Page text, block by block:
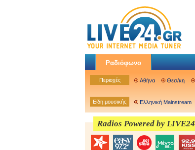
Ραδιόφωνο
Περιοχές Αθήνα Θεσ/κη
Είδη μουσικής Ελληνική Mainstream
Radios Powered by LIVE24